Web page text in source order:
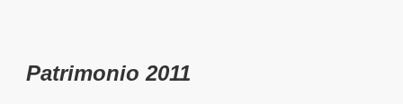
Patrimonio 2011